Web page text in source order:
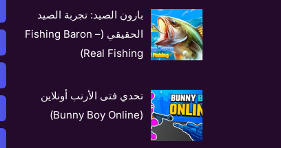
بارون الصيد: تجربة الصيد
الحقيقي (Fishing Baron –
Real Fishing)
تحدي فتى الأرنب أونلاين
(Bunny Boy Online)